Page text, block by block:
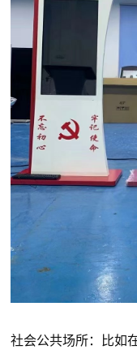
社会公共场所：比如